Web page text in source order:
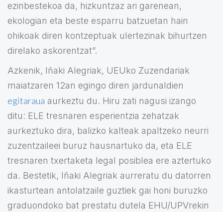
ezinbestekoa da, hizkuntzaz ari garenean,
ekologian eta beste esparru batzuetan hain
ohikoak diren kontzeptuak ulertezinak bihurtzen
direlako askorentzat”.
Azkenik, Iñaki Alegriak, UEUko Zuzendariak
maiatzaren 12an egingo diren jardunaldien
egitaraua aurkeztu du. Hiru zati nagusi izango
ditu: ELE tresnaren esperientzia zehatzak
aurkeztuko dira, balizko kalteak apaltzeko neurri
zuzentzaileei buruz hausnartuko da, eta ELE
tresnaren txertaketa legal posiblea ere aztertuko
da. Bestetik, Iñaki Alegriak aurreratu du datorren
ikasturtean antolatzaile guztiek gai honi buruzko
graduondoko bat prestatu dutela EHU/UPVrekin